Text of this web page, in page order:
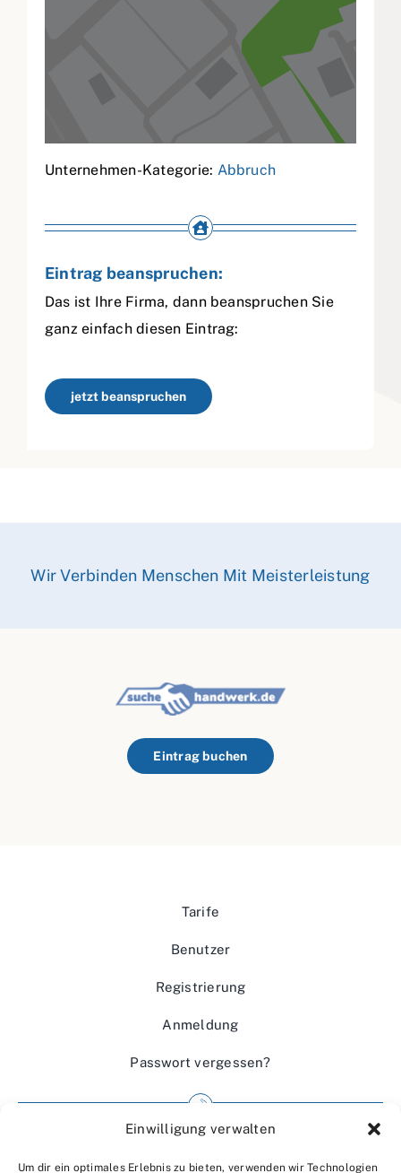
Einwilligung verwalten
Um dir ein optimales Erlebnis zu bieten, verwenden wir Technologien
Unternehmen-Kategorie: Abbruch
Eintrag beanspruchen:
Das ist Ihre Firma, dann beanspruchen Sie
ganz einfach diesen Eintrag:
jetzt beanspruchen
Wir Verbinden Menschen Mit Meisterleistung
Eintrag buchen
Tarife
Benutzer
Registrierung
Anmeldung
Passwort vergessen?